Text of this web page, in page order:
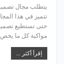
يتطلب مجال تصميم
تتميز في هذا
حتى تستطيع تصميم
مواكبة كل ما يخص
إقرأ أكثر ...